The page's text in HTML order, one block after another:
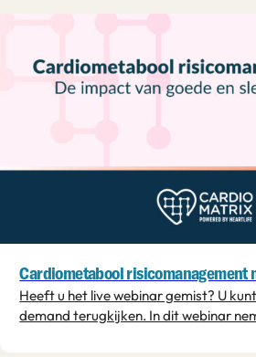
Cardiometabool risicomanagement
Heeft u het live webinar gemist? U
demand terugkijken. In dit webinar